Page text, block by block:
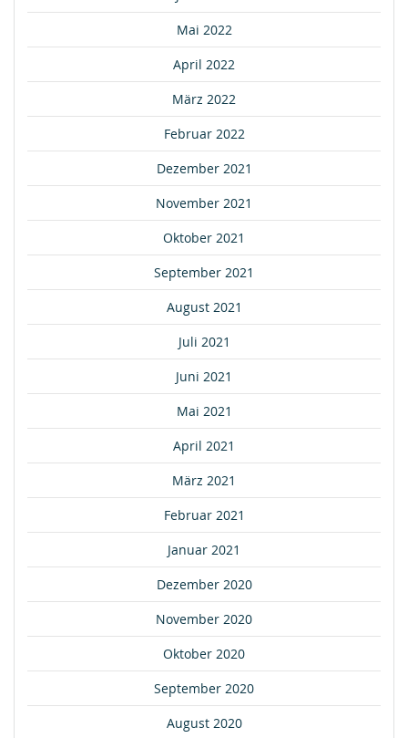
Mai 2022
April 2022
März 2022
Februar 2022
Dezember 2021
November 2021
Oktober 2021
September 2021
August 2021
Juli 2021
Juni 2021
Mai 2021
April 2021
März 2021
Februar 2021
Januar 2021
Dezember 2020
November 2020
Oktober 2020
September 2020
August 2020